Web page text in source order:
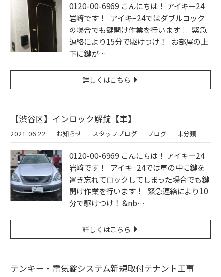
0120-00-6969 こんにちは！ アイキー24
岩﨑です！ アイキ−24ではダブルロック
の場合でも鍵開け作業を行います！ 緊急
連絡により15分で駆けつけ！ お部屋の上
下に鍵が…
詳しくはこちら
【渋谷区】インロック解錠【車】
2021.06.22 お知らせ スタッフブログ ブログ 未分類
0120-00-6969 こんにちは！ アイキー24
岩﨑です！ アイキ−24では車の中に鍵を
置き忘れてロックしてしまった場合でも鍵
開け作業を行います！ 緊急連絡により10
分で駆けつけ！ &nb…
詳しくはこちら
テンキー・電気錠システム新規取付テナント工事